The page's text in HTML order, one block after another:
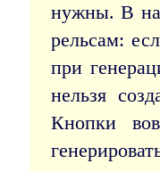
нужны. В
рельсам:
при
нельзя
Кнопки